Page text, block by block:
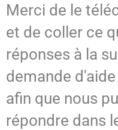
Merci de le
et de coller ce
réponses à la
demande
afin que nous
répondre dans